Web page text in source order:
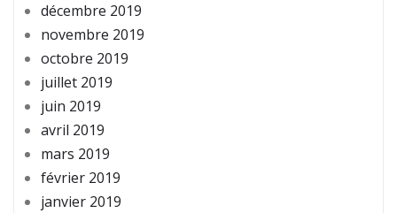
décembre 2019
novembre 2019
octobre 2019
juillet 2019
juin 2019
avril 2019
mars 2019
février 2019
janvier 2019